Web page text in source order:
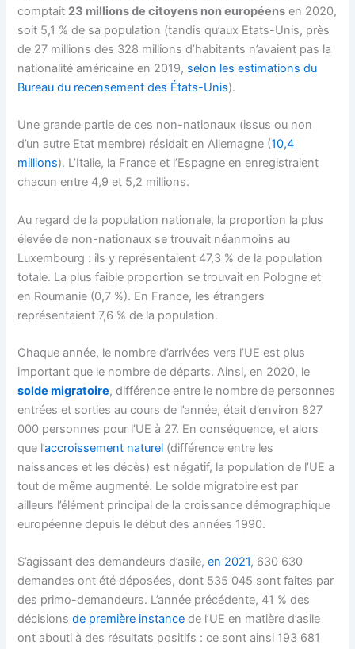
comptait 23 millions de citoyens non européens en 2020,
soit 5,1 % de sa population (tandis qu’aux Etats-Unis, près
de 27 millions des 328 millions d’habitants n’avaient pas la
nationalité américaine en 2019, selon les estimations du
Bureau du recensement des États-Unis).
Une grande partie de ces non-nationaux (issus ou non
d’un autre Etat membre) résidait en Allemagne (10,4
millions). L’Italie, la France et l’Espagne en enregistraient
chacun entre 4,9 et 5,2 millions.
Au regard de la population nationale, la proportion la plus
élevée de non-nationaux se trouvait néanmoins au
Luxembourg : ils y représentaient 47,3 % de la population
totale. La plus faible proportion se trouvait en Pologne et
en Roumanie (0,7 %). En France, les étrangers
représentaient 7,6 % de la population.
Chaque année, le nombre d’arrivées vers l’UE est plus
important que le nombre de départs. Ainsi, en 2020, le
solde migratoire, différence entre le nombre de personnes
entrées et sorties au cours de l’année, était d’environ 827
000 personnes pour l’UE à 27. En conséquence, et alors
que l’accroissement naturel (différence entre les
naissances et les décès) est négatif, la population de l’UE a
tout de même augmenté. Le solde migratoire est par
ailleurs l’élément principal de la croissance démographique
européenne depuis le début des années 1990.
S’agissant des demandeurs d’asile,en 2021, 630 630
demandes ont été déposées, dont 535 045 sont faites par
des primo-demandeurs. L’année précédente, 41 % des
décisionsde première instance de l’UE en matière d’asile
ont abouti à des résultats positifs : ce sont ainsi 193 681